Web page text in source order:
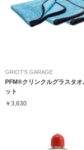
GRIOT'S GARAGE
PFM®クリンクルグラスタオ
ット
￥3,630